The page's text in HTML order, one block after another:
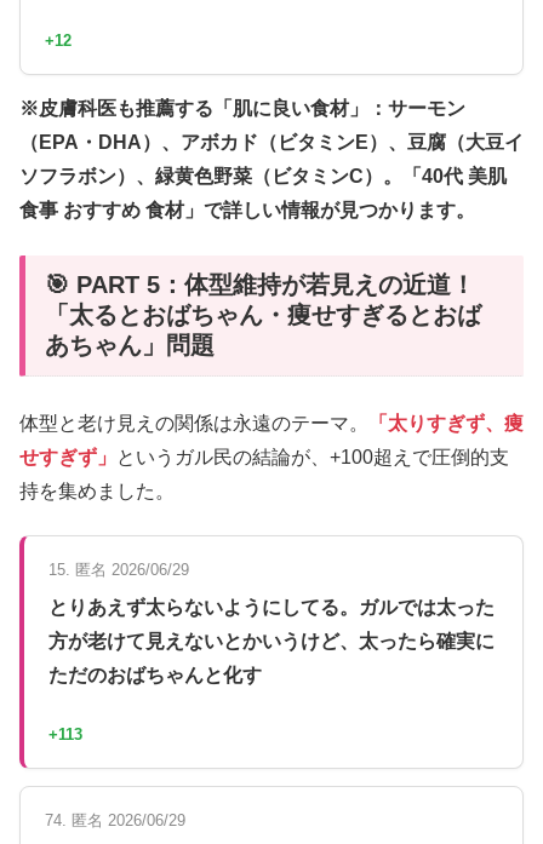
+12
※皮膚科医も推薦する「肌に良い食材」：サーモン
（EPA・DHA）、アボカド（ビタミンE）、豆腐（大豆イ
ソフラボン）、緑黄色野菜（ビタミンC）。「40代 美肌
食事 おすすめ 食材」で詳しい情報が見つかります。
🎯 PART 5：体型維持が若見えの近道！
「太るとおばちゃん・痩せすぎるとおば
あちゃん」問題
体型と老け見えの関係は永遠のテーマ。
「太りすぎず、痩
せすぎず」
というガル民の結論が、+100超えで圧倒的支
持を集めました。
15. 匿名 2026/06/29
とりあえず太らないようにしてる。ガルでは太った
方が老けて見えないとかいうけど、太ったら確実に
ただのおばちゃんと化す
+113
74. 匿名 2026/06/29